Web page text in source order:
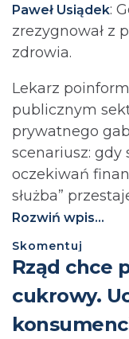
Paweł Usiądek:
zrezygnował z
zdrowia.
Lekarz
publicznym
prywatnego
scenariusz: gdy
oczekiwań
służba”
Rozwiń wpis...
Skomentuj
⁨Rząd chce
cukrowy.